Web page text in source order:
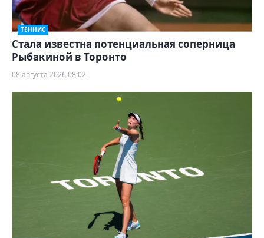
ТЕННИС
Cтала известна потенциальная соперница
Рыбакиной в Торонто
08 августа 2026 08:02